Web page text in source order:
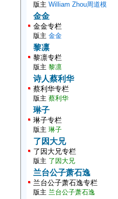
版主 William Zhou周道模
金金
金金专栏
版主 金金
黎凛
黎凛专栏
版主 黎凛
诗人蔡利华
蔡利华专栏
版主 蔡利华
琳子
琳子专栏
版主 琳子
了因大兄
了因大兄专栏
版主 了因大兄
兰台公子萧石逸
兰台公子萧石逸专栏
版主 兰台公子萧石逸